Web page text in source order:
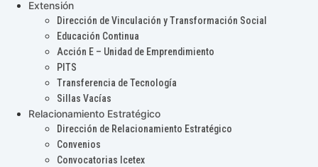
Extensión
Dirección de Vinculación y Transformación Social
Educación Continua
Acción E – Unidad de Emprendimiento
PITS
Transferencia de Tecnología
Sillas Vacías
Relacionamiento Estratégico
Dirección de Relacionamiento Estratégico
Convenios
Convocatorias Icetex